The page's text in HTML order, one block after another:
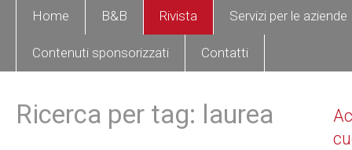
Home B&B Rivista Servizi per le aziende
Contenuti sponsorizzati Contatti
Ricerca per tag: laurea